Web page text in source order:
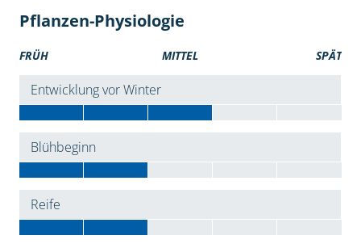
Pflanzen-Physiologie
FRÜH MITTEL SPÄT
Entwicklung vor Winter
Blühbeginn
Reife